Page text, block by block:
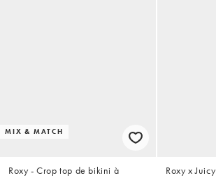
MIX & MATCH
Roxy - Crop top de bikini à
Roxy x